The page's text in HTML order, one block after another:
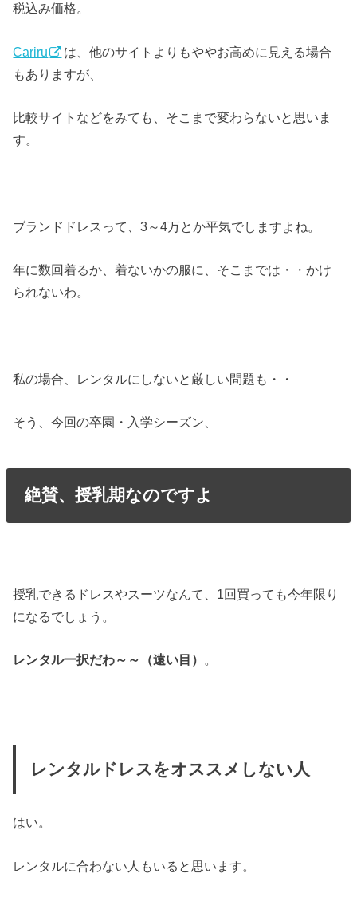
税込み価格。
Cariru
は、他のサイトよりもややお高めに見える場合
もありますが、
比較サイトなどをみても、そこまで変わらないと思いま
す。
ブランドドレスって、3～4万とか平気でしますよね。
年に数回着るか、着ないかの服に、そこまでは・・かけ
られないわ。
私の場合、レンタルにしないと厳しい問題も・・
そう、今回の卒園・入学シーズン、
絶賛、授乳期なのですよ
授乳できるドレスやスーツなんて、1回買っても今年限り
になるでしょう。
レンタル一択だわ～～（遠い目） 。
レンタルドレスをオススメしない人
はい。
レンタルに合わない人もいると思います。